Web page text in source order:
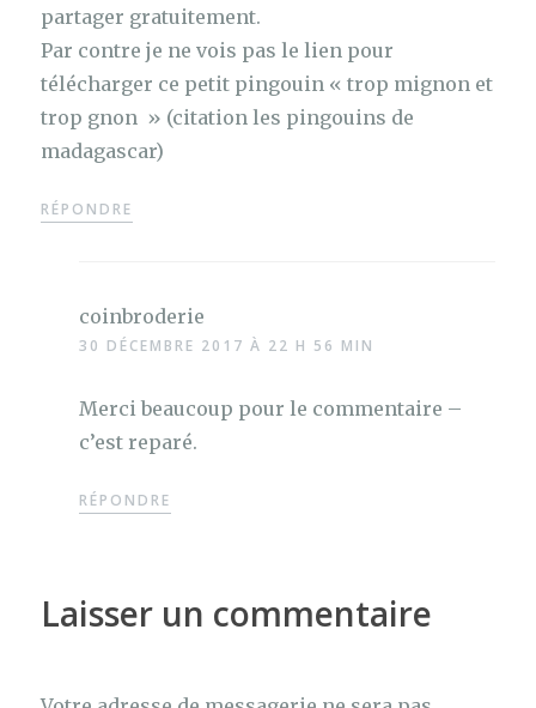
partager gratuitement.
Par contre je ne vois pas le lien pour
télécharger ce petit pingouin « trop mignon et
trop gnon » (citation les pingouins de
madagascar)
RÉPONDRE
coinbroderie
30 DÉCEMBRE 2017 À 22 H 56 MIN
Merci beaucoup pour le commentaire –
c’est reparé.
RÉPONDRE
Laisser un commentaire